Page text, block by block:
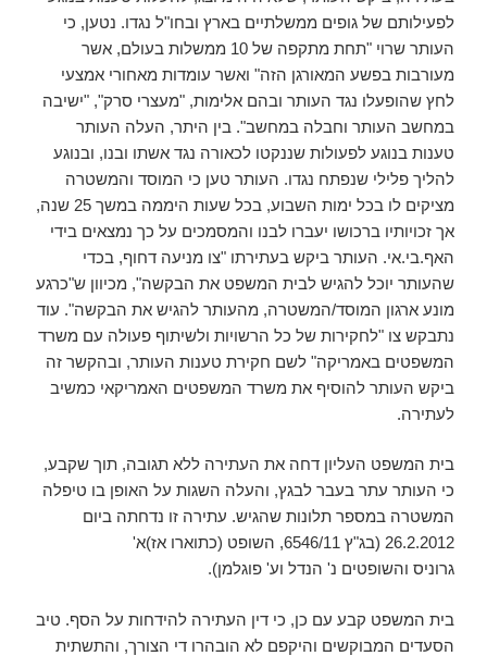
לפעילותם של גופים ממשלתיים בארץ ובחו"ל נגדו. נטען, כי
העותר שרוי "תחת מתקפה של 10 ממשלות בעולם, אשר
מעורבות בפשע המאורגן הזה" ואשר עומדות מאחורי אמצעי
לחץ שהופעלו נגד העותר ובהם אלימות, "מעצרי סרק", "ישיבה
במחשב העותר וחבלה במחשב". בין היתר, העלה העותר
טענות בנוגע לפעולות שננקטו לכאורה נגד אשתו ובנו, ובנוגע
להליך פלילי שנפתח נגדו. העותר טען כי המוסד והמשטרה
מציקים לו בכל ימות השבוע, בכל שעות היממה במשך 25 שנה,
אך זכויותיו ברכושו יעברו לבנו והמסמכים על כך נמצאים בידי
האף.בי.אי. העותר ביקש בעתירתו "צו מניעה דחוף, בכדי
שהעותר יוכל להגיש לבית המשפט את הבקשה", מכיוון ש"כרגע
מונע ארגון המוסד/המשטרה, מהעותר להגיש את הבקשה". עוד
נתבקש צו "לחקירות של כל הרשויות ולשיתוף פעולה עם משרד
המשפטים באמריקה" לשם חקירת טענות העותר, ובהקשר זה
ביקש העותר להוסיף את משרד המשפטים האמריקאי כמשיב
לעתירה.
בית המשפט העליון דחה את העתירה ללא תגובה, תוך שקבע,
כי העותר עתר בעבר לבגץ, והעלה השגות על האופן בו טיפלה
המשטרה במספר תלונות שהגיש. עתירה זו נדחתה ביום
26.2.2012 (בג"ץ 6546/11, השופט (כתוארו אז)א'
גרוניס והשופטים נ' הנדל וע' פוגלמן).
בית המשפט קבע עם כן, כי דין העתירה להידחות על הסף. טיב
הסעדים המבוקשים והיקפם לא הובהרו די הצורך, והתשתית